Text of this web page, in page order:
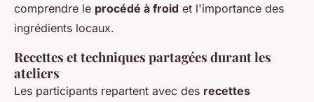
comprendre le procédé à froid et l'importance des
ingrédients locaux.
Recettes et techniques partagées durant les
ateliers
Les participants repartent avec des recettes